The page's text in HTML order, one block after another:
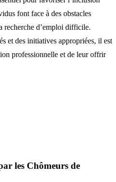
font face à des obstacles
recherche d’emploi difficile.
et des initiatives appropriées, il est
professionnelle et de leur offrir
les Chômeurs de